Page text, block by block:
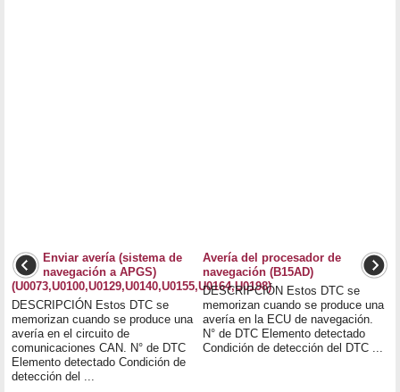
Enviar avería (sistema de
navegación a APGS)
(U0073,U0100,U0129,U0140,U0155,U0164,U0198)
DESCRIPCIÓN Estos DTC se
memorizan cuando se produce una
avería en el circuito de
comunicaciones CAN. N° de DTC
Elemento detectado Condición de
detección del ...
Avería del procesador de
navegación (B15AD)
DESCRIPCIÓN Estos DTC se
memorizan cuando se produce una
avería en la ECU de navegación.
N° de DTC Elemento detectado
Condición de detección del DTC ...